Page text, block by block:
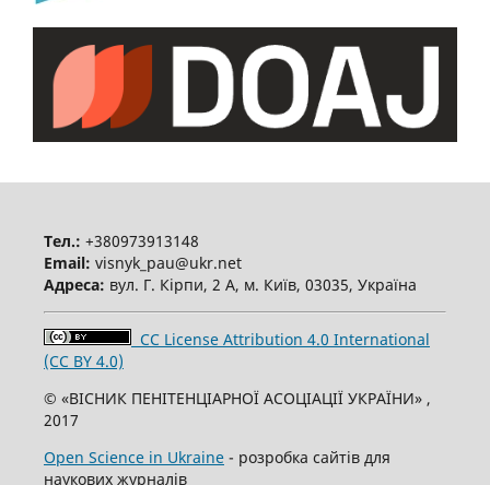
Тел.: +380973913148
Email: visnyk_pau@ukr.net
Адреса: вул. Г. Кірпи, 2 А, м. Київ, 03035, Україна
CC License Attribution 4.0 International
(CC BY 4.0)
© «ВІСНИК ПЕНІТЕНЦІАРНОЇ АСОЦІАЦІЇ УКРАЇНИ» ,
2017
Open Science in Ukraine- розробка сайтів для
наукових журналів